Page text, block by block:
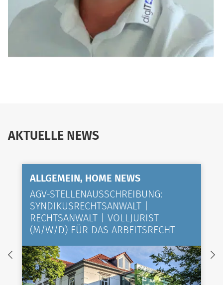
AKTUELLE NEWS
ALLGEMEIN, HOME NEWS
AGV-STELLENAUSSCHREIBUNG:
SYNDIKUSRECHTSANWALT |
RECHTSANWALT | VOLLJURIST
(M/W/D) FÜR DAS ARBEITSRECHT